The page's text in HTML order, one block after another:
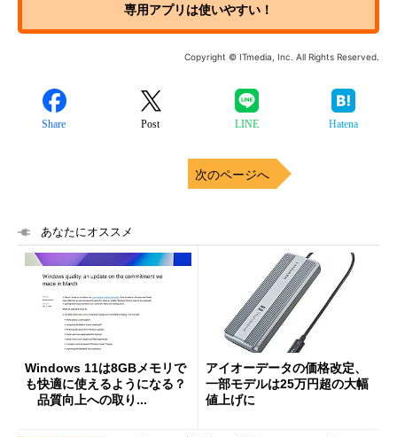
専用アプリは使いやすい！
Copyright © ITmedia, Inc. All Rights Reserved.
Share Post LINE Hatena
次のページへ
あなたにオススメ
Windows 11は8GBメモリで
も快適に使えるようになる？
品質向上への取り...
アイオーデータの価格改定、
一部モデルは25万円超の大幅
値上げに